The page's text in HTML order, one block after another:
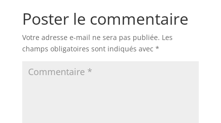
Poster le commentaire
Votre adresse e-mail ne sera pas publiée. Les
champs obligatoires sont indiqués avec *